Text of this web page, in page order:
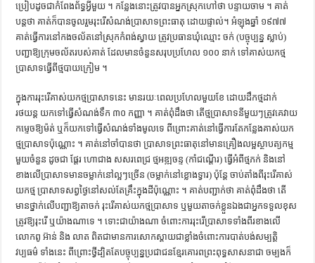
ប្រៀប​ដូច​ជា​កំពែង​ព័ទ្ធ​​អ្វីមួយ ។​ ​កន្លែង​នោះ​ត្រូវ​បាន​អ្នកស្រុក​ហៅ​ថា​ ​បន្ទាយ​ចាម​ ។​ ​គាត់​
បន្ដ​ថា​ ​គាត់​ក៏​បាន​ចូលរួម​រុះរើ​សំណង់​ប្រាសាទព្រះធាតុ​ ​ដោយ​ផ្ទាល់​។​ ​អំឡុង​ឆ្នាំ​ ​១៩៧៧
គាត់​ធ្វើការ​នៅ​កងចល័ត​នៅ​ស្រុក​កំពង់ស្វាយ​ ​ត្រូវ​ប្រធាន​ឃុំ​ឈ្មោះ​ ​ចក់​ ​(បច្ចុប្បន្ន ​ស្លាប់​)
បញ្ជា​ឱ្យ​ក្រុម​ចល័ត​របស់​គាត់​ ​ដែល​មាន​ចំនួន​សរុប​ប្រហែល​ ​១០០ នាក់​ ​ទៅ​គាស់​យក​ថ្ម​
ប្រាសាទ​​ធ្វើ​ពី​ថ្មបាយក្រៀម ។​
​ក្នុង​ការ​រុះរើ​គាស់​យក​ថ្ម​ប្រាសាទ​នេះ​ ​មាន​រយៈពេល​ប្រហែល​មួយ​ខែ​ ​ដោយ​ដឹក​ថ្ម​ដាក់​
រថយន្ដ​ ​យក​ទៅ​ធ្វើ​សំណង់​ទឹក​ ​៣០ កញ្ញា ។​ ​គាត់​ពុំ​ដឹង​ថា​ ​តើ​ថ្ម​ប្រាសាទ​នីមួយៗ​ត្រូវ​គេ​វាយ​
កម្ទេច​ឱ្យ​ម៉ត់​ ​ឬ​ក៏​យក​ទៅ​ធ្វើ​​សំណង់​ទាំងមូល​ទេ​ ​ពីព្រោះ​គាត់​នៅ​ធ្វើការ​តែ​កន្លែង​គាស់​យក​
ថ្ម​ប្រាសាទ​ប៉ុណ្ណោះ ។​ ​គាត់​នៅ​ចាំ​បាន​ថា​ ​ប្រាសាទ​​ព្រះ​ធាតុ​នៅ​មាន​គ្រឿង​លម្អ​ស្ថាបត្យកម្ម​
មួយ​ចំនួន​ ​ដូច​ជា​ ​ផ្ដែរ​ ​ហោជាង​ ​សសរ​ពេជ្រ​ ​ថ្ម​អឌ្ឍចន្ទ​ ​(កាំជណ្ដើរ​) ធ្វើ​អំពី​ថ្មភក់​ ​និង​នៅ​
ខាងលើ​ប្រាសាទ​មាន​ចម្លាក់​នៅ​ល្អៗ​ច្រើន​ ​(ចម្លាក់​នៅ​ខ្លោងទ្វារ​) ប៉ុន្ដែ​ ​ចាប់តាំងពី​រុះរើ​គាស់​​
យក​ថ្ម​ ​ប្រាសាទ​សព្វថ្ងៃ​នៅ​សល់​តែ​គ្រឹះ​ក្នុង​ដី​ប៉ុណ្ណោះ ។​ ​គាត់​បញ្ជាក់​ថា​ ​គាត់​ពុំ​ដឹង​ថា​ ​តើ​
មាន​ថ្នាក់លើ​បញ្ជា​ឱ្យ​តា​ចក់​ ​រុះរើ​គាស់​យក​ថ្ម​ប្រាសាទ​ ​ឬ​មួយ​តា​ចក់​ខ្លួនឯង​ជា​អ្នក​ទទួលខុស
ត្រូវ​ឱ្យ​រុះរើ​ ​ឬ​យ៉ាងណា​ទេ ។​ ​ទោះជា​យ៉ាងណា​ ​ចំពោះ​ការ​រុះរើ​ប្រាសាទ​ទាំង​ពីរ​ខាងលើ​
លោកពូ​ ​អ៊ា​ន់​ ​និង​ ​លាត​ ​ពិតជា​មានការ​សោកស្ដាយ​ជា​ខ្លាំង​ចំពោះ​ការ​បាត់​​បង់​សម្បត្ដិ​
វប្បធម៌​ ទាំងនេះ​ ​ពីព្រោះ​ថ្វី​ដ្បិតតែ​បច្ចុប្បន្ន​ប្រជាជន​ខ្មែរ​គោរព​ព្រះពុទ្ធ​សាសនា​ជា​ ចម្បង​ក៏​